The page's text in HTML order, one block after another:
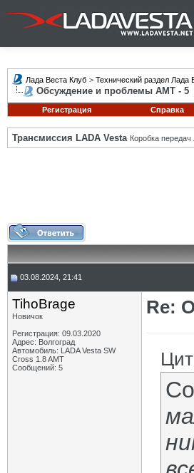
Лада Веста Клуб > Технический раздел Лада
Обсуждение и проблемы АМТ - 5
Регистрация Справка
Трансмиссия LADA Vesta Коробка
03.08.2024, 21:41
TihoBrage
Новичок
Регистрация: 09.03.2020
Адрес: Волгоград
Автомобиль: LADA Vesta SW
Cross 1.8 AMT
Сообщений: 5
Re: